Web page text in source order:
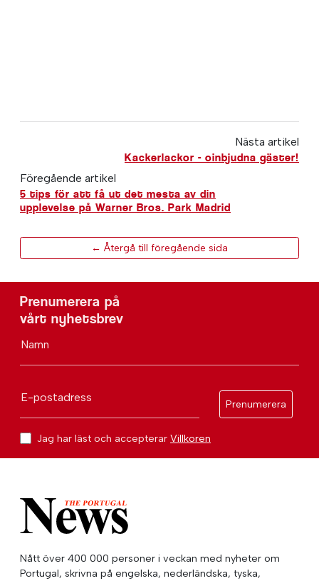
Nästa artikel
Kackerlackor - oinbjudna gäster!
Föregående artikel
5 tips för att få ut det mesta av din
upplevelse på Warner Bros. Park Madrid
← Återgå till föregående sida
Prenumerera på
vårt nyhetsbrev
Namn
E-postadress
Prenumerera
Jag har läst och accepterar Villkoren
Nått över 400 000 personer i veckan med nyheter om
Portugal, skrivna på engelska, nederländska, tyska,